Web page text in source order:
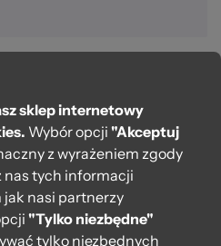
sklep internetowy
Wybór opcji "Akceptuj
z wyrażeniem zgody
nas tych informacji
nasi partnerzy
"Tylko niezbędne"
tylko niezbędnych